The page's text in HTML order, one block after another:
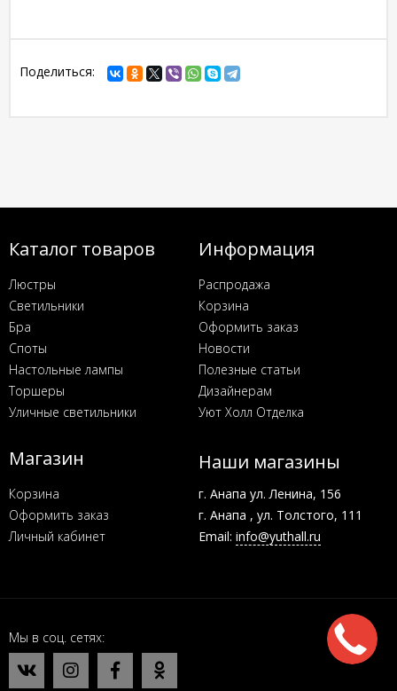
Поделиться:
Каталог товаров
Люстры
Светильники
Бра
Споты
Настольные лампы
Торшеры
Уличные светильники
Информация
Распродажа
Корзина
Оформить заказ
Новости
Полезные статьи
Дизайнерам
Уют Холл Отделка
Магазин
Корзина
Оформить заказ
Личный кабинет
Наши магазины
г. Анапа ул. Ленина, 156
г. Анапа , ул. Толстого, 111
Email: info@yuthall.ru
Мы в соц. сетях